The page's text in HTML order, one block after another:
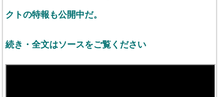
クトの特報も公開中だ。
続き・全文はソースをご覧ください